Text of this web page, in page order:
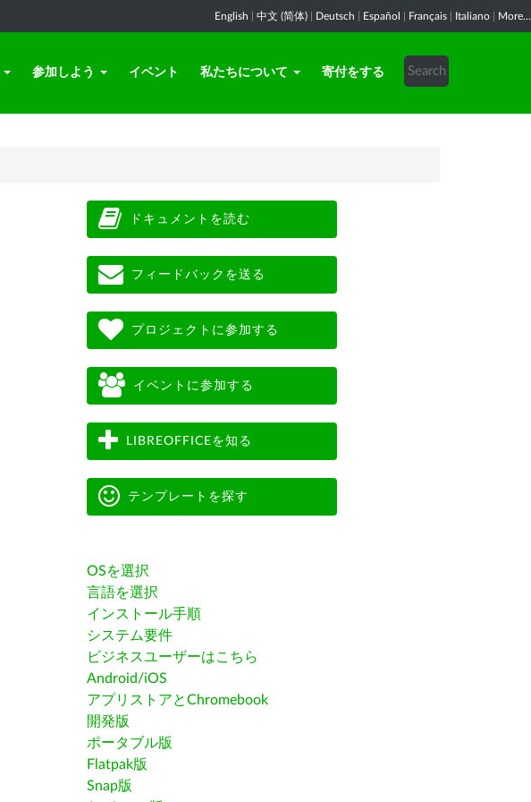
English 中文 (简体) Deutsch Español Français Italiano More...
参加しよう イベント 私たちについて 寄付をする
ドキュメントを読む
フィードバックを送る
プロジェクトに参加する
イベントに参加する
LIBREOFFICEを知る
テンプレートを探す
OSを選択
言語を選択
インストール手順
システム要件
ビジネスユーザーはこちら
Android/iOS
アプリストアとChromebook
開発版
ポータブル版
Flatpak版
Snap版